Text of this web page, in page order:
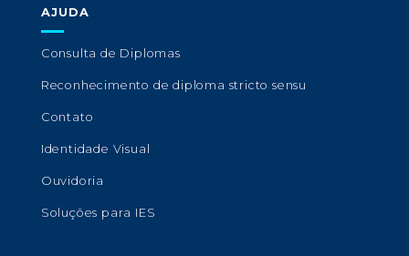
AJUDA
Consulta de Diplomas
Reconhecimento de diploma stricto sensu
Contato
Identidade Visual
Ouvidoria
Soluções para IES